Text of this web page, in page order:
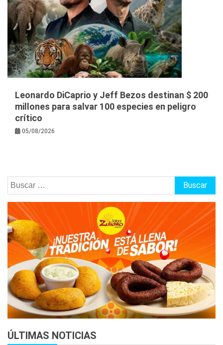
Leonardo DiCaprio y Jeff Bezos destinan $ 200
millones para salvar 100 especies en peligro
crítico
05/08/2026
Buscar:
ÚLTIMAS NOTICIAS